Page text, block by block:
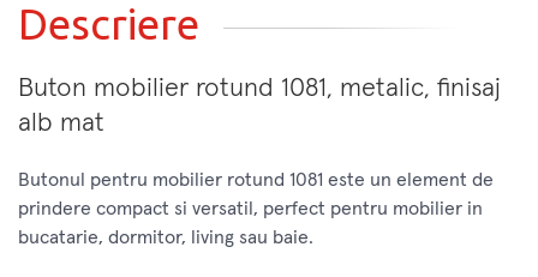
Descriere
Buton mobilier rotund 1081, metalic, finisaj
alb mat
Butonul pentru mobilier rotund 1081 este un element de
prindere compact si versatil, perfect pentru mobilier in
bucatarie, dormitor, living sau baie.